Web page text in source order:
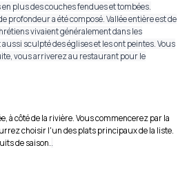
plus des couches fendues et tombées.
profondeur a été composé. Vallée entière est de
vivaient généralement dans les
sculpté des églises et les ont peintes. Vous
vous arriverez au restaurant pour le
à côté de la rivière. Vous commencerez par la
choisir l'un des plats principaux de la liste.
de saison..